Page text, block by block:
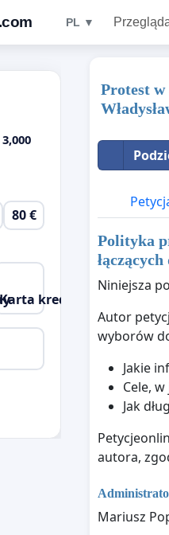
PL ▼
Protest
Polityka
Niniejsza
Autor
wyborów
Jakie
Cele,
Jak
autora,
Mariusz
3,000
80 €
Karta kredytowa